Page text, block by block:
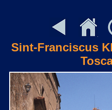
Sint-Franciscus